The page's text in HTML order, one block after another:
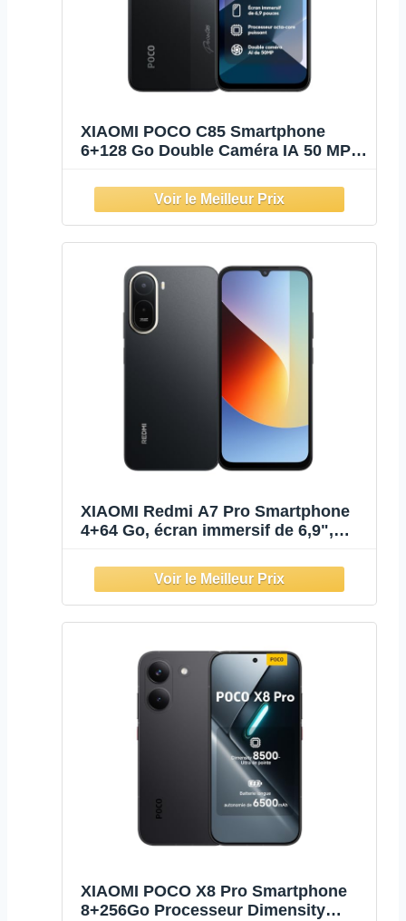
XIAOMI POCO C85 Smartphone
6+128 Go Double Caméra IA 50 MP -
XIAOMI Redmi A7 Pro Smartphone
4+64 Go, écran immersif de 6,9",
Massive de 6000 mAh, Puissant
processeur Octa-Core, avec
Chargeur 15 W. (Noir)
XIAOMI POCO X8 Pro Smartphone
8+256Go Processeur Dimensity